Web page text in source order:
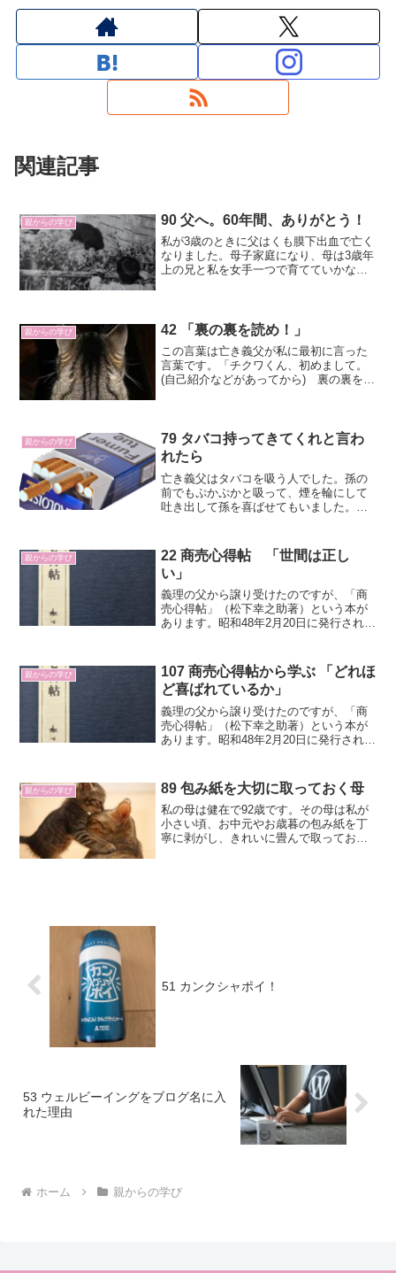
関連記事
親からの学び 90 父へ。60年間、ありがとう！
私が3歳のときに父はくも膜下出血で亡く
なりました。母子家庭になり、母は3歳年
上の兄と私を女手一つで育てていかなけ
父の兄弟の末っ子のまだ大学生だったお
じさんが家を守ってくれることになりま
した。
親からの学び 42 「裏の裏を読め！」
この言葉は亡き義父が私に最初に言った
言葉です。「チクワくん、初めまして。
(自己紹介などがあってから) 裏の裏を読
間関係の深い部分にあ...
親からの学び
79 タバコ持ってきてくれと言わ
れたら
亡き義父はタバコを吸う人でした。孫の
前でもぷかぷかと吸って、煙を輪にして
吐き出して孫を喜ばせてもいました。そ
とライターも一緒に持って行くものだ
よ」と。
親からの学び
22 商売心得帖 「世間は正し
い」
義理の父から譲り受けたのですが、「商
売心得帖」（松下幸之助著）という本が
あります。昭和48年2月20日に発行された
ホールディングス（創業時：松下電気器
具製作所）の創業...
親からの学び
107 商売心得帖から学ぶ 「どれほ
ど喜ばれているか」
義理の父から譲り受けたのですが、「商
売心得帖」（松下幸之助著）という本が
あります。昭和48年2月20日に発行された
親からの学び 89 包み紙を大切に取っておく母
私の母は健在で92歳です。その母は私が
小さい頃、お中元やお歳暮の包み紙を丁
寧に剥がし、きれいに畳んで取っておい
51 カンクシャポイ！
53 ウェルビーイングをブログ名に入
れた理由
ホーム 親からの学び